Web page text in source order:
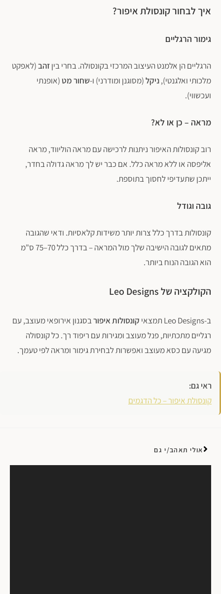
איך לבחור קונסולת איפור?
גימור הרגליים
הרגליים הן אלמנט העיצוב המרכזי בקונסולה. בחרי ביןזהב(לאפקט
מלכותי ואלגנטי),ניקל(מסוגנן ומודרני) ו-שחור מט (אופנתי
ועכשווי).
מראה – כן או לא?
רוב קונסולות האיפור ניתנות לרכישה עם מראה הוליווד, מראה
אליפסה או ללא מראה כלל. אם כבר יש לך מראה גדולה בחדר,
ייתכן שתעדיפי לחסוך בתוספת.
גובה וגודל
קונסולות בדרך כלל צרות יותר משידות קלאסיות. ודאי שהגובה
מתאים לגובה הישיבה שלך מול המראה – בדרך כלל 70–75 ס"מ
הוא הגובה הנוח ביותר.
הקולקציה של Leo Designs
ב-Leo Designs תמצאי קונסולות איפורבסגנון אירופאי מעוצב, עם
רגליים מתכתיות, פנל מעוצב ומגירות עם ריפוד רך. כל קונסולה
מגיעה עם כסא מעוצב ואפשרות לבחירת גימור ומראה לפי טעמך.
ראי גם:
קונסולת איפור – כל הדגמים
אולי תאהב/י גם